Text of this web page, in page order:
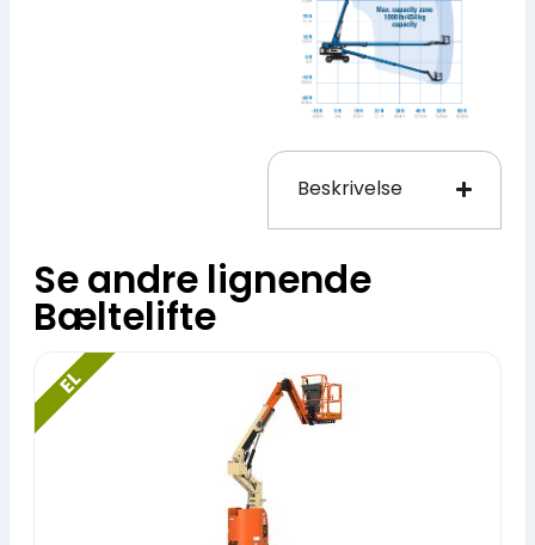
Beskrivelse
Se andre lignende
Bæltelifte
EL